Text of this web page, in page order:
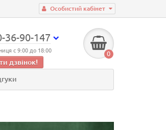
Особистий кабінет
36-90-147
с 9:00 до 18:00
дзвінок!
0